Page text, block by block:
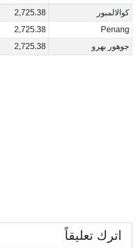
كوالالمبور
2,725.38
Penang
2,725.38
جوهور بهرو
2,725.38
اترك تعليقاً